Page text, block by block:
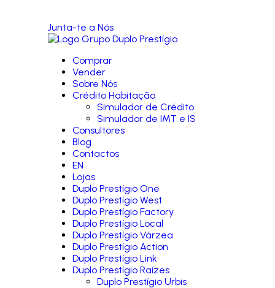
Junta-te a Nós
Comprar
Vender
Sobre Nós
Crédito Habitação
Simulador de Crédito
Simulador de IMT e IS
Consultores
Blog
Contactos
EN
Lojas
Duplo Prestígio One
Duplo Prestígio West
Duplo Prestígio Factory
Duplo Prestígio Local
Duplo Prestígio Várzea
Duplo Prestígio Action
Duplo Prestígio Link
Duplo Prestígio Raízes
Duplo Prestígio Urbis